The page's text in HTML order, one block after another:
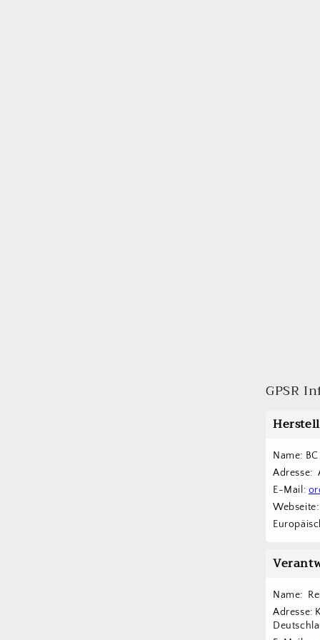
GPSR
Name:
Adresse:
E-Mail:
Webseite:
Name:
Adresse: